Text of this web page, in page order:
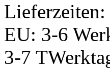
EU: 3-6
3-7